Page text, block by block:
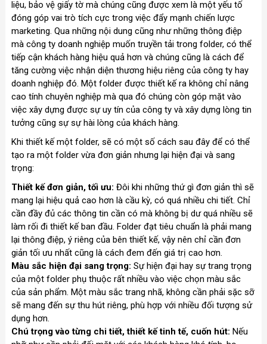
liệu, bảo vệ giấy tờ mà chúng cũng được xem là một yếu tố
đóng góp vai trò tích cực trong việc đẩy mạnh chiến lược
marketing. Qua những nội dung cũng như những thông điệp
mà công ty doanh nghiệp muốn truyền tải trong folder, có thể
tiếp cận khách hàng hiệu quả hơn và chúng cũng là cách để
tăng cường việc nhận diện thương hiệu riêng của công ty hay
doanh nghiệp đó. Một folder được thiết kế ra không chỉ nâng
cao tính chuyên nghiệp mà qua đó chúng còn góp mặt vào
việc xây dựng được sự uy tín của công ty và xây dựng lòng tin
tưởng cũng sự sự hài lòng của khách hàng.
Khi thiết kế một folder, sẽ có một số cách sau đây để có thể
tạo ra một folder vừa đơn giản nhưng lại hiện đại và sang
trọng:
Thiết kế đơn giản, tối ưu: Đôi khi những thứ gì đơn giản thì sẽ
mang lại hiệu quả cao hơn là cầu kỳ, có quá nhiều chi tiết. Chỉ
cần đầy đủ các thông tin cần có mà không bị dư quá nhiều sẽ
làm rối đi thiết kế ban đầu. Folder đạt tiêu chuẩn là phải mang
lại thông điệp, ý riêng của bên thiết kế, vậy nên chỉ cần đơn
giản tối ưu nhất cũng là cách đem đến giá trị cao hơn.
Màu sắc hiện đại sang trọng: Sự hiện đại hay sự trang trọng
của một folder phụ thuộc rất nhiều vào việc chọn màu sắc
của sản phẩm. Một màu sắc trang nhã, không cần phải sặc sỡ
sẽ mang đến sự thu hút riêng, phù hợp với nhiều đối tượng sử
dụng hơn.
Chú trọng vào từng chi tiết, thiết kế tinh tế, cuốn hút: Nếu